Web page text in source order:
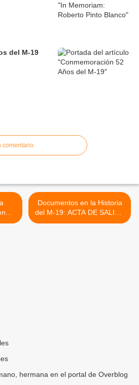
del M-19
comentario
Documentos en la Historia
del M-19: ACTA DE SALIDA
>
hermana en el portal de Overblog